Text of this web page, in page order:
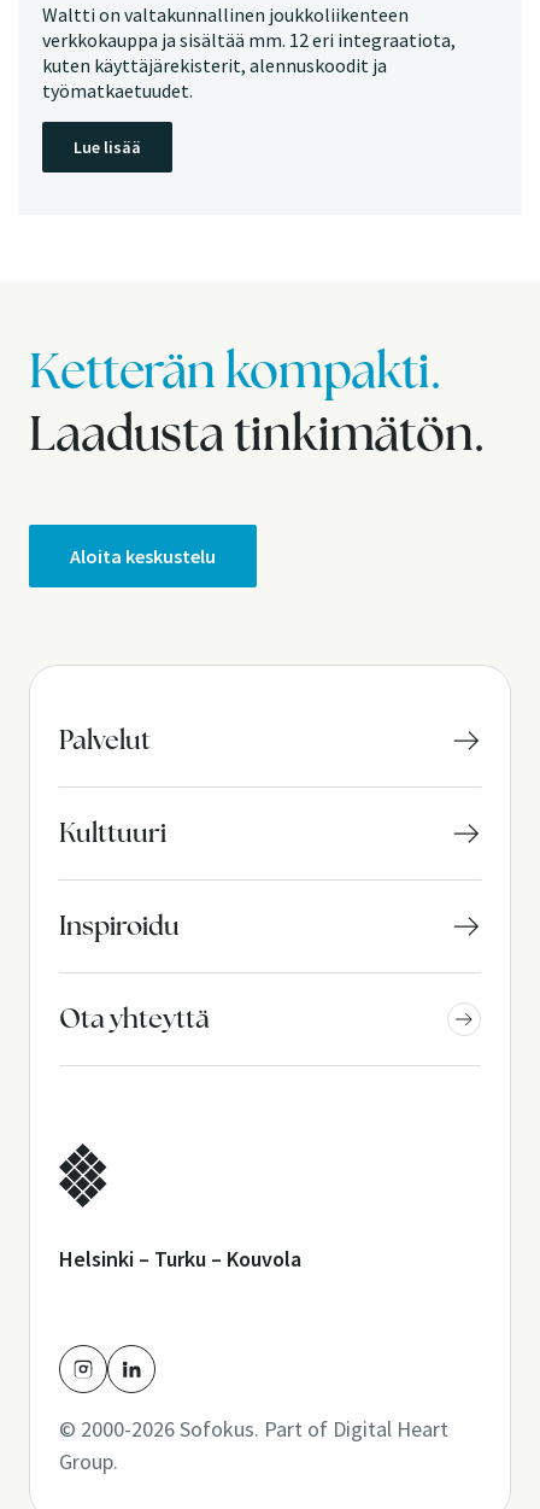
Waltti on valtakunnallinen joukkoliikenteen
verkkokauppa ja sisältää mm. 12 eri integraatiota,
kuten käyttäjärekisterit, alennuskoodit ja
työmatkaetuudet.
Lue lisää
Ketterän kompakti.
Laadusta tinkimätön.
Aloita keskustelu
Palvelut
Kulttuuri
Inspiroidu
Ota yhteyttä
Helsinki – Turku – Kouvola
© 2000-2026 Sofokus. Part of Digital Heart
Group.